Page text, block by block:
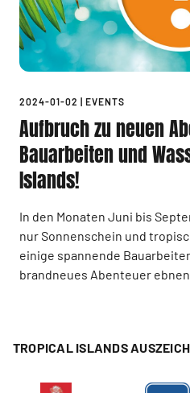
2024-01-02 | EVENTS
Aufbruch zu neuen
Bauarbeiten und
Islands!
In den Monaten Juni bis
nur Sonnenschein und
einige spannende
brandneues Abenteuer
TROPICAL ISLANDS